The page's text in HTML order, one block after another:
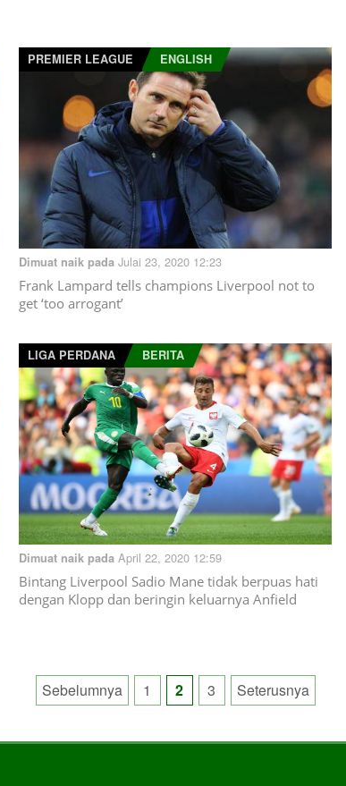
PREMIER LEAGUE ENGLISH
Dimuat naik pada Julai 23, 2020 12:23
Frank Lampard tells champions Liverpool not to
get ‘too arrogant’
LIGA PERDANA BERITA
Dimuat naik pada April 22, 2020 12:59
Bintang Liverpool Sadio Mane tidak berpuas hati
dengan Klopp dan beringin keluarnya Anfield
Posts
pagination
Sebelumnya 1 2 3 Seterusnya